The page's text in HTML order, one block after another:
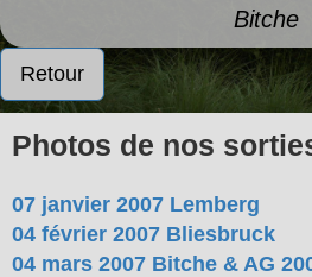
Bitche
Retour
Photos de nos
07 janvier 2007 Lemberg
04 février 2007 Bliesbruck
04 mars 2007 Bitche & AG